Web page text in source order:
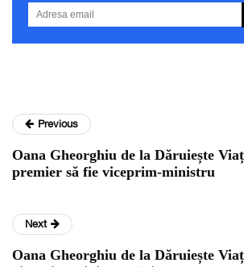
Previous
Oana Gheorghiu de la Dăruiește
premier să fie viceprim-ministru
Next
Oana Gheorghiu de la Dăruiește